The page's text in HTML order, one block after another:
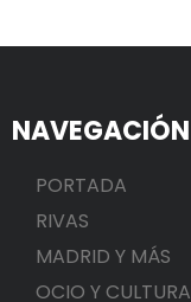
NAVEGACIÓN
PORTADA
RIVAS
MADRID Y MÁS
OCIO Y CULTURA